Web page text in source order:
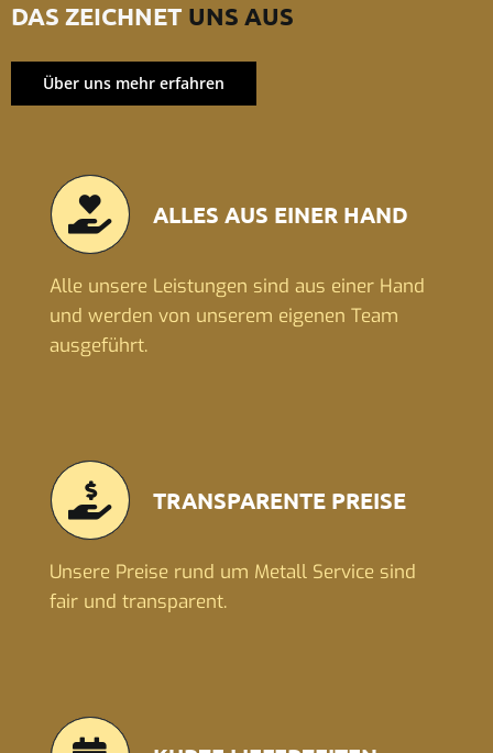
DAS ZEICHNET UNS AUS
Über uns mehr erfahren
ALLES AUS EINER HAND
Alle unsere Leistungen sind aus einer Hand
und werden von unserem eigenen Team
ausgeführt.
TRANSPARENTE PREISE
Unsere Preise rund um Metall Service sind
fair und transparent.